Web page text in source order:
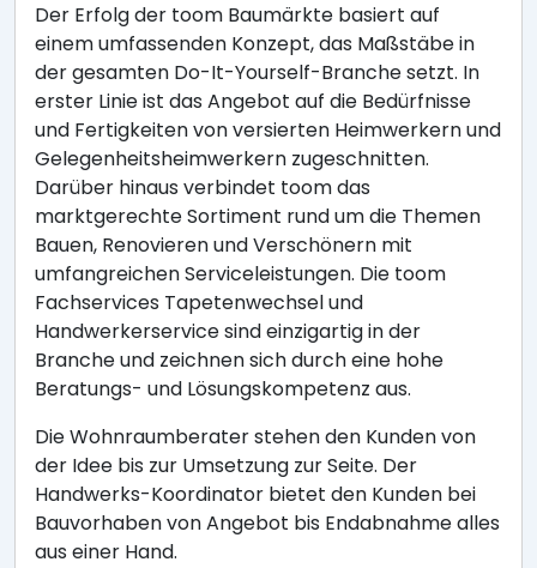
Der Erfolg der toom Baumärkte basiert auf
einem umfassenden Konzept, das Maßstäbe in
der gesamten Do-It-Yourself-Branche setzt. In
erster Linie ist das Angebot auf die Bedürfnisse
und Fertigkeiten von versierten Heimwerkern und
Gelegenheitsheimwerkern zugeschnitten.
Darüber hinaus verbindet toom das
marktgerechte Sortiment rund um die Themen
Bauen, Renovieren und Verschönern mit
umfangreichen Serviceleistungen. Die toom
Fachservices Tapetenwechsel und
Handwerkerservice sind einzigartig in der
Branche und zeichnen sich durch eine hohe
Beratungs- und Lösungskompetenz aus.
Die Wohnraumberater stehen den Kunden von
der Idee bis zur Umsetzung zur Seite. Der
Handwerks-Koordinator bietet den Kunden bei
Bauvorhaben von Angebot bis Endabnahme alles
aus einer Hand.